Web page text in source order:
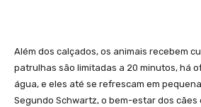
Além dos calçados, os animais recebem
patrulhas são limitadas a 20 minutos, há
água, e eles até se refrescam em
Segundo Schwartz, o bem-estar dos cães